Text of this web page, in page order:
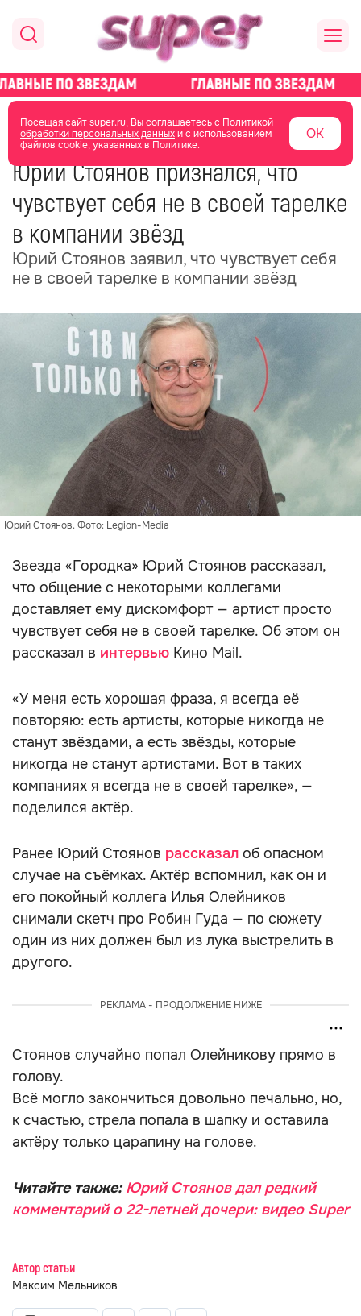
Посещая сайт super.ru, Вы соглашаетесь с Политикой
обработки персональных данныхи с использованием
файлов cookie, указанных в Политике.
ОК
главная новости о звездах новости
25 февраля 13:30
Юрий Стоянов признался, что
чувствует себя не в своей тарелке
в компании звёзд
Юрий Стоянов заявил, что чувствует себя
не в своей тарелке в компании звёзд
Юрий Стоянов. Фото: Legion-Media
Звезда «Городка» Юрий Стоянов рассказал,
что общение с некоторыми коллегами
доставляет ему дискомфорт — артист просто
чувствует себя не в своей тарелке. Об этом он
рассказал в интервью Кино Mail.
«У меня есть хорошая фраза, я всегда её
повторяю: есть артисты, которые никогда не
станут звёздами, а есть звёзды, которые
никогда не станут артистами. Вот в таких
компаниях я всегда не в своей тарелке», —
поделился актёр.
Ранее Юрий Стоянов рассказал об опасном
случае на съёмках. Актёр вспомнил, как он и
его покойный коллега Илья Олейников
снимали скетч про Робин Гуда — по сюжету
один из них должен был из лука выстрелить в
другого.
РЕКЛАМА - ПРОДОЛЖЕНИЕ НИЖЕ
Стоянов случайно попал Олейникову прямо в
голову.
Всё могло закончиться довольно печально, но,
к счастью, стрела попала в шапку и оставила
актёру только царапину на голове.
Читайте также: Юрий Стоянов дал редкий
комментарий о 22-летней дочери: видео Super
Автор статьи
Максим Мельников